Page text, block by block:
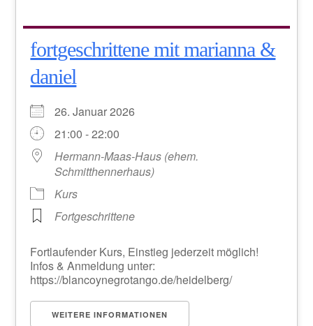
fortgeschrittene mit marianna &
daniel
26. Januar 2026
21:00 - 22:00
Hermann-Maas-Haus (ehem.
Schmitthennerhaus)
Kurs
Fortgeschrittene
Fortlaufender Kurs, Einstieg jederzeit möglich!
Infos & Anmeldung unter:
https://blancoynegrotango.de/heidelberg/
WEITERE INFORMATIONEN